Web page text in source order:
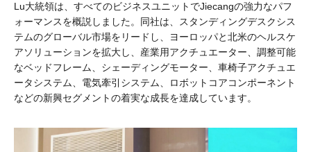
Lu大統領は、すべてのビジネスユニットでJiecangの強力なパフ
ォーマンスを概説しました。同社は、スタンディングデスクシス
テムのグローバル市場をリードし、ヨーロッパと北米のヘルスケ
アソリューションを拡大し、産業用アクチュエーター、調整可能
なベッドフレーム、シェーディングモーター、車椅子アクチュエ
ータシステム、電気牽引システム、ロボットコアコンポーネント
などの新興セグメントの着実な成長を達成しています。